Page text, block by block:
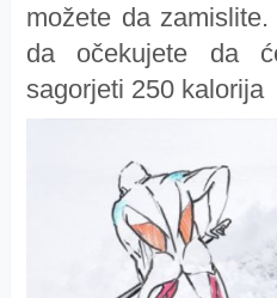
možete da
da očekujete da
sagorjeti 250 kalorija